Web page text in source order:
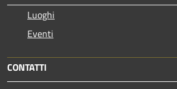
Luoghi
Eventi
CONTATTI